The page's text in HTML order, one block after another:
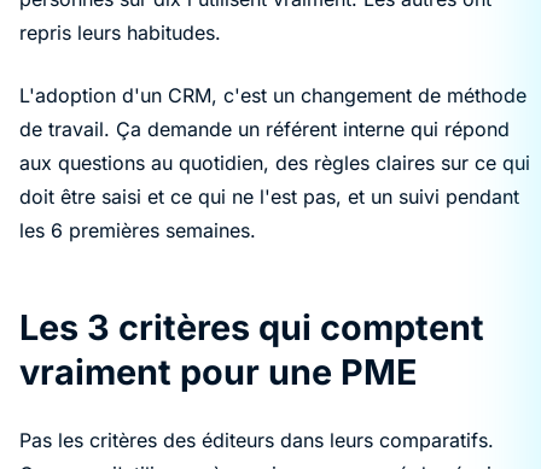
repris leurs habitudes.
L'adoption d'un CRM, c'est un changement de méthode
de travail. Ça demande un référent interne qui répond
aux questions au quotidien, des règles claires sur ce qui
doit être saisi et ce qui ne l'est pas, et un suivi pendant
les 6 premières semaines.
Les 3 critères qui comptent
vraiment pour une PME
Pas les critères des éditeurs dans leurs comparatifs.